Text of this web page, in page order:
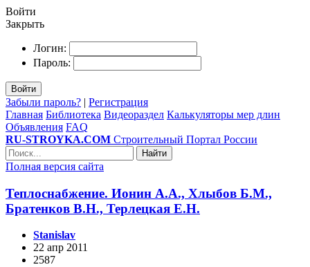
Войти
Закрыть
Логин:
Пароль:
Войти
Забыли пароль? | Регистрация
Главная Библиотека Видеораздел Калькуляторы мер длин
Объявления FAQ
RU-STROYKA.COM Строительный Портал России
Найти
Полная версия сайта
Теплоснабжение. Ионин А.А., Хлыбов Б.М.,
Братенков В.Н., Терлецкая Е.Н.
Stanislav
22 апр 2011
2587